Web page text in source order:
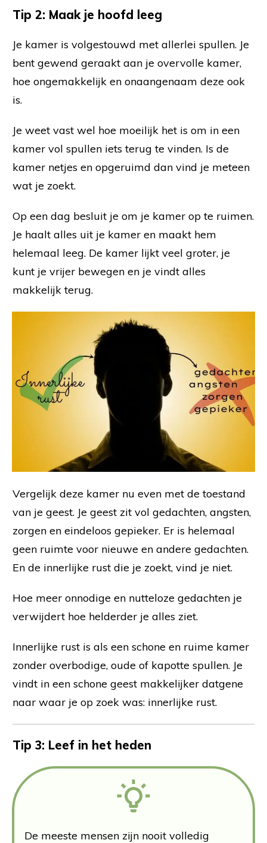
Tip 2: Maak je hoofd leeg
Je kamer is volgestouwd met allerlei spullen. Je
bent gewend geraakt aan je overvolle kamer,
hoe ongemakkelijk en onaangenaam deze ook
is.
Je weet vast wel hoe moeilijk het is om in een
kamer vol spullen iets terug te vinden. Is de
kamer netjes en opgeruimd dan vind je meteen
wat je zoekt.
Op een dag besluit je om je kamer op te ruimen.
Je haalt alles uit je kamer en maakt hem
helemaal leeg. De kamer lijkt veel groter, je
kunt je vrijer bewegen en je vindt alles
makkelijk terug.
Vergelijk deze kamer nu even met de toestand
van je geest. Je geest zit vol gedachten, angsten,
zorgen en eindeloos gepieker. Er is helemaal
geen ruimte voor nieuwe en andere gedachten.
En de innerlijke rust die je zoekt, vind je niet.
Hoe meer onnodige en nutteloze gedachten je
verwijdert hoe helderder je alles ziet.
Innerlijke rust is als een schone en ruime kamer
zonder overbodige, oude of kapotte spullen. Je
vindt in een schone geest makkelijker datgene
naar waar je op zoek was: innerlijke rust.
Tip 3: Leef in het heden
De meeste mensen zijn nooit volledig